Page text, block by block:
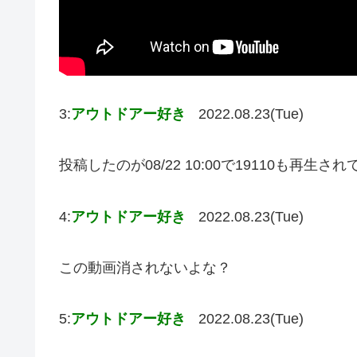
3:アウトドアー好き 2022.08.23(Tue)
投稿したのが08/22 10:00で19110も再生され
4:アウトドアー好き 2022.08.23(Tue)
この動画消されないよな？
5:アウトドアー好き 2022.08.23(Tue)